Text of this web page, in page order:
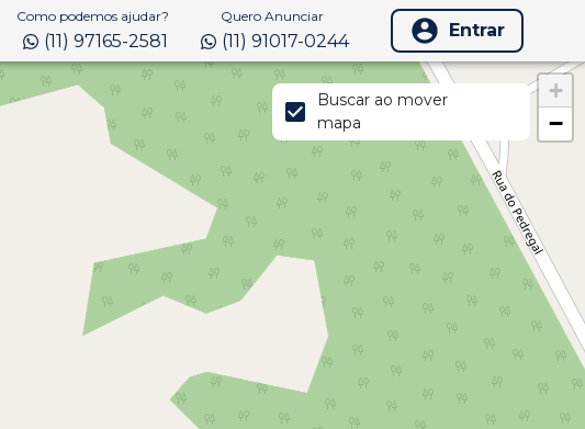
Como podemos ajudar?
(11) 97165-2581
Quero Anunciar
(11) 91017-0244 Entrar
+
−
Buscar ao mover
mapa